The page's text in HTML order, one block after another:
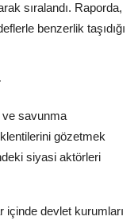
sıralandı. Raporda,
benzerlik taşıdığı
ve savunma
gözetmek
siyasi aktörleri
içinde devlet kurumları